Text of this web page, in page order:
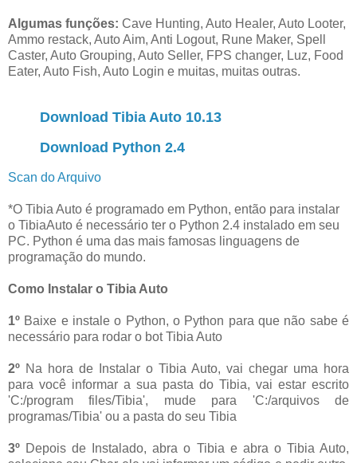
Algumas funções: Cave Hunting, Auto Healer, Auto Looter,
Ammo restack, Auto Aim, Anti Logout, Rune Maker, Spell
Caster, Auto Grouping, Auto Seller, FPS changer, Luz, Food
Eater, Auto Fish, Auto Login e muitas, muitas outras.
Download Tibia Auto 10.13
Download Python 2.4
Scan do Arquivo
*O Tibia Auto é programado em Python, então para instalar
o TibiaAuto é necessário ter o Python 2.4 instalado em seu
PC. Python é uma das mais famosas linguagens de
programação do mundo.
Como Instalar o Tibia Auto
1º Baixe e instale o Python, o Python para que não sabe é
necessário para rodar o bot Tibia Auto
2º Na hora de Instalar o Tibia Auto, vai chegar uma hora
para você informar a sua pasta do Tibia, vai estar escrito
'C:/program files/Tibia', mude para 'C:/arquivos de
programas/Tibia' ou a pasta do seu Tibia
3º Depois de Instalado, abra o Tibia e abra o Tibia Auto,